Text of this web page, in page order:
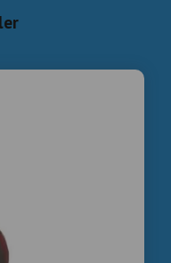
Fabrika
Üretici
en Turquie
, Manufacturer ,
, Producer
, Üreticisi , Tedarikçi ,
, Üretici , Türkiye ,